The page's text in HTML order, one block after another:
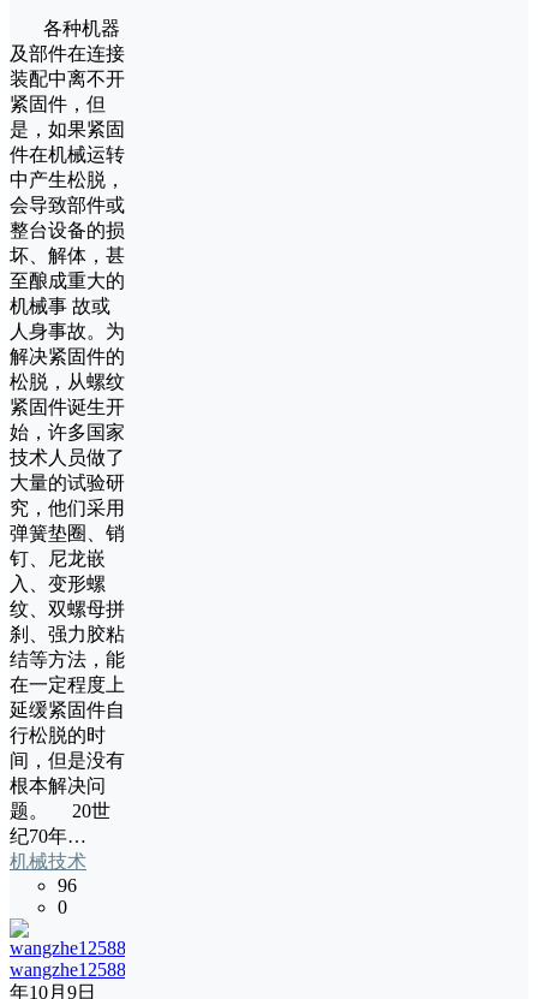
各种机器
及部件在连接
装配中离不开
紧固件，但
是，如果紧固
件在机械运转
中产生松脱，
会导致部件或
整台设备的损
坏、解体，甚
至酿成重大的
机械事 故或
人身事故。为
解决紧固件的
松脱，从螺纹
紧固件诞生开
始，许多国家
技术人员做了
大量的试验研
究，他们采用
弹簧垫圈、销
钉、尼龙嵌
入、变形螺
纹、双螺母拼
刹、强力胶粘
结等方法，能
在一定程度上
延缓紧固件自
行松脱的时
间，但是没有
根本解决问
题。 20世
纪70年…
机械技术
96
0
wangzhe12588
年10月9日